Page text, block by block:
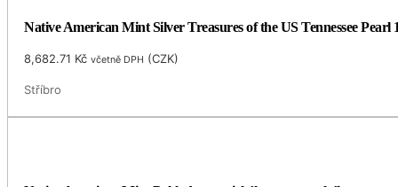
Native American Mint Silver Treasures of the US Tennessee Pearl
8,682.71 Kč včetně DPH (CZK)
Stříbro